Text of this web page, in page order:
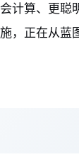
计算、更聪
，正在从蓝